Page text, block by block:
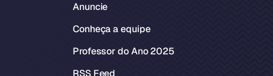
Anuncie
Conheça a equipe
Professor do Ano 2025
RSS Feed